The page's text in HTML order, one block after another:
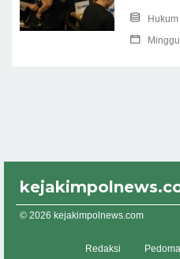
© 2026 kejakimpolnews.com
Redaksi